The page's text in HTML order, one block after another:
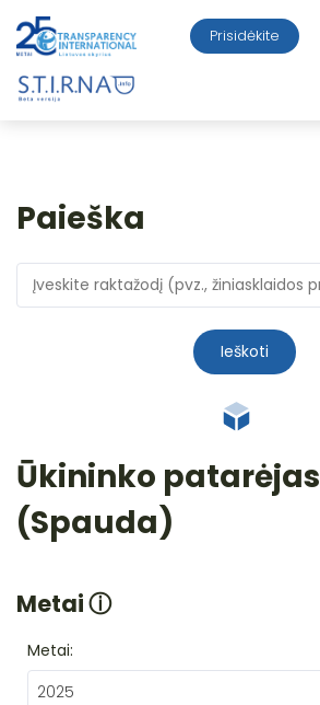
Prisidėkite
Paieška
Ieškoti
Ūkininko patarėjas
(Spauda)
Metaiⓘ
Metai:
2025